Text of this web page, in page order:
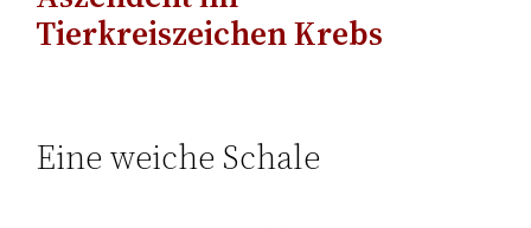
Tierkreiszeichen Krebs
Eine weiche Schale